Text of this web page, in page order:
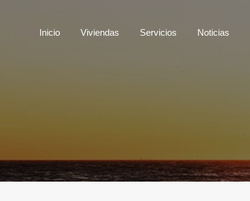
Inicio Viviendas Servicios Noticias
Inicio Viviendas Servicios Noticias